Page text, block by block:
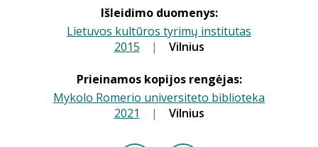
Išleidimo duomenys:
Lietuvos kultūros tyrimų institutas
2015 | Vilnius
Prieinamos kopijos rengėjas:
Mykolo Romerio universiteto biblioteka
2021 | Vilnius